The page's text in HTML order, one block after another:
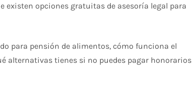
existen opciones gratuitas de asesoría legal para
para pensión de alimentos, cómo funciona el
alternativas tienes si no puedes pagar honorarios